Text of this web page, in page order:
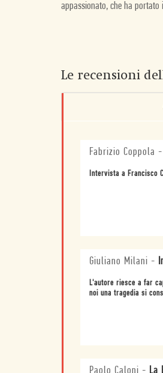
appassionato, che ha
Le recensioni
Fabrizio Coppola -
Intervista a Francisco
Giuliano Milani -
L'autore riesce a far
noi una tragedia si
Paolo Caloni - La